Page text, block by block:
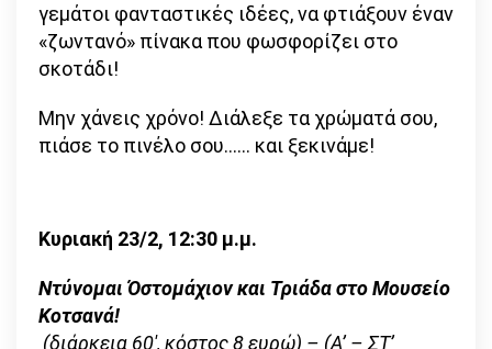
γεμάτοι φανταστικές ιδέες, να φτιάξουν έναν
«ζωντανό» πίνακα που φωσφορίζει στο
σκοτάδι!
Μην χάνεις χρόνο! Διάλεξε τα χρώματά σου,
πιάσε το πινέλο σου…… και ξεκινάμε!
Κυριακή 23/2, 12:30 μ.μ.
Ντύνομαι Όστομάχιον και Τριάδα στο Μουσείο
Κοτσανά!
(διάρκεια 60′, κόστος 8 ευρώ) – (Α’ – ΣΤ’